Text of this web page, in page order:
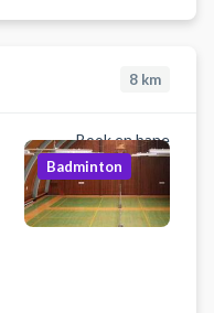
8 km
Book en bane
Badminton